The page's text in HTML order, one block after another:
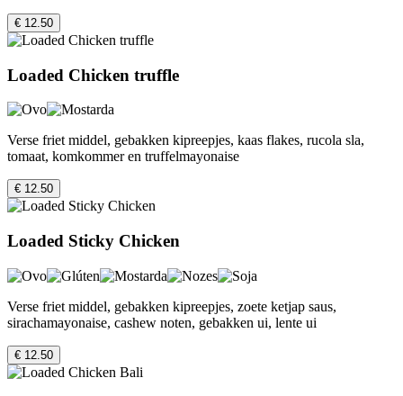
€ 12.50
Loaded Chicken truffle
Verse friet middel, gebakken kipreepjes, kaas flakes, rucola sla,
tomaat, komkommer en truffelmayonaise
€ 12.50
Loaded Sticky Chicken
Verse friet middel, gebakken kipreepjes, zoete ketjap saus,
sirachamayonaise, cashew noten, gebakken ui, lente ui
€ 12.50